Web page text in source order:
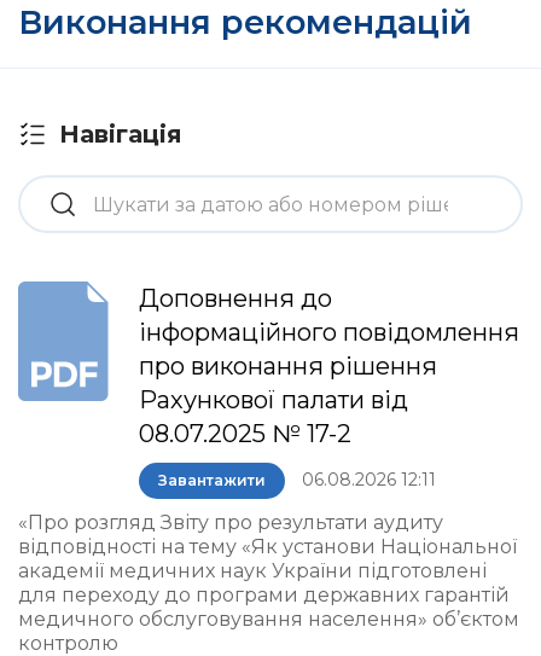
Виконання рекомендацій
Навігація
Доповнення до
інформаційного повідомлення
про виконання рішення
Рахункової палати від
08.07.2025 № 17-2
Завантажити 06.08.2026 12:11
«Про розгляд Звіту про результати аудиту
відповідності на тему «Як установи Національної
академії медичних наук України підготовлені
для переходу до програми державних гарантій
медичного обслуговування населення» об’єктом
контролю